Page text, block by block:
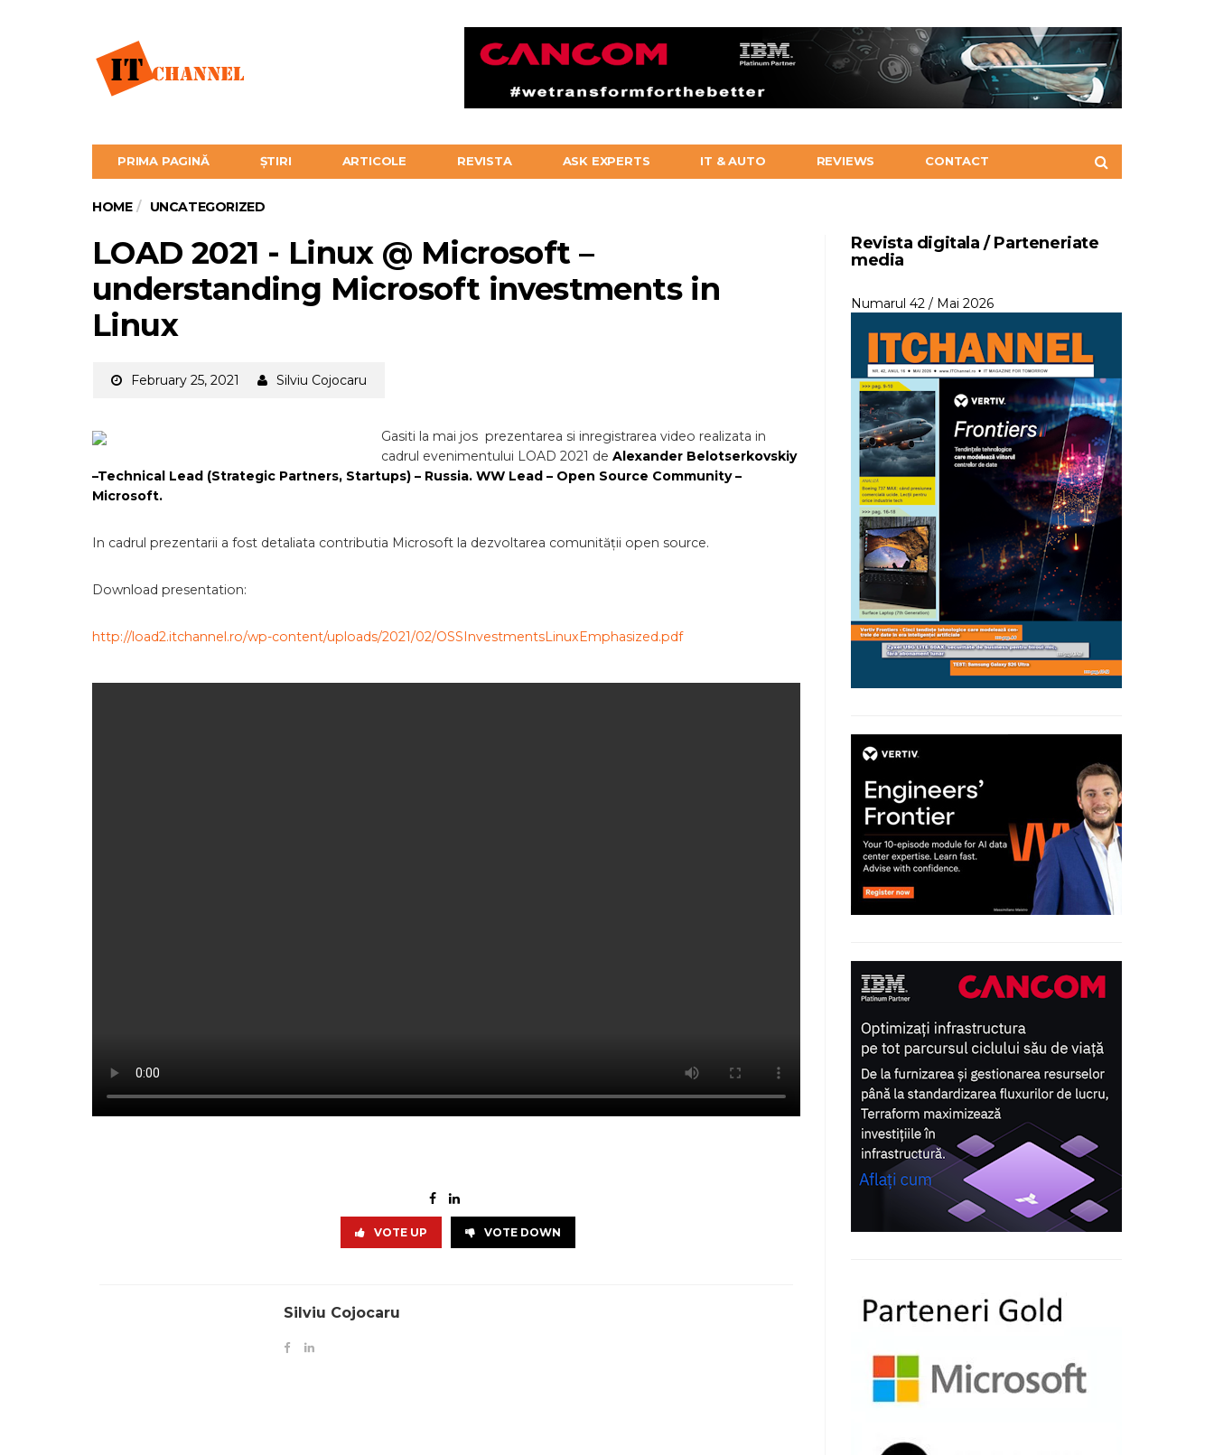
PRIMA PAGINĂ ȘTIRI ARTICOLE REVISTA ASK EXPERTS IT & AUTO REVIEWS CONTACT
HOME UNCATEGORIZED
LOAD 2021 - Linux @ Microsoft –
understanding Microsoft investments in
Linux
February 25, 2021 Silviu Cojocaru
Gasiti la mai jos prezentarea si inregistrarea video realizata in
cadrul evenimentului LOAD 2021 de Alexander Belotserkovskiy
–Technical Lead (Strategic Partners, Startups) – Russia. WW Lead – Open Source Community –
Microsoft.
In cadrul prezentarii a fost detaliata contributia Microsoft la dezvoltarea comunității open source.
Download presentation:
http://load2.itchannel.ro/wp-content/uploads/2021/02/OSSInvestmentsLinuxEmphasized.pdf
VOTE UP VOTE DOWN
Silviu Cojocaru
Revista digitala / Parteneriate
media
Numarul 42 / Mai 2026